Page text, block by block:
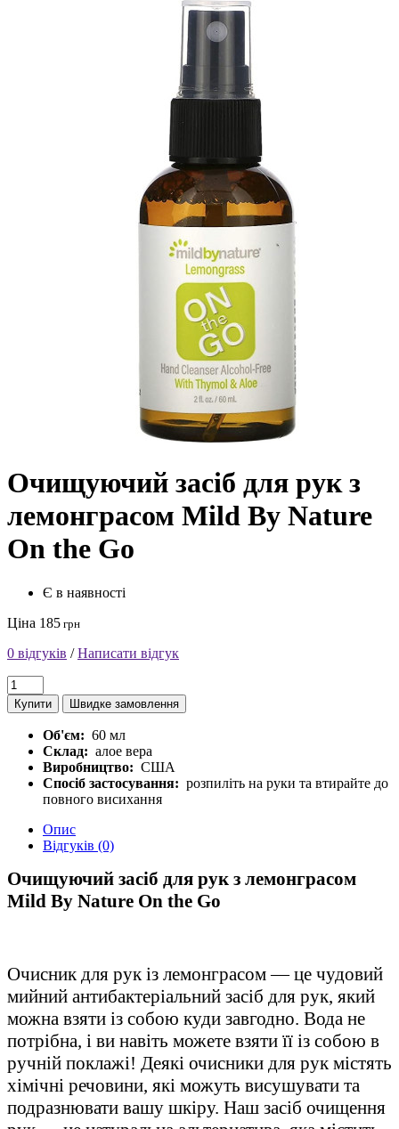
Очищуючий засіб для рук з
лемонграсом Mild By Nature
On the Go
Є в наявності
Ціна 185 грн
0 відгуків /Написати відгук
Купити Швидке замовлення
Об'єм: 60 мл
Склад: алое вера
Виробництво: США
Спосіб застосування: розпиліть на руки та втирайте до
повного висихання
Опис
Відгуків (0)
Очищуючий засіб для рук з лемонграсом
Mild By Nature On the Go
Очисник для рук із лемонграсом — це чудовий
мийний антибактеріальний засіб для рук, який
можна взяти із собою куди завгодно. Вода не
потрібна, і ви навіть можете взяти її із собою в
ручній поклажі! Деякі очисники для рук містять
хімічні речовини, які можуть висушувати та
подразнювати вашу шкіру. Наш засіб очищення